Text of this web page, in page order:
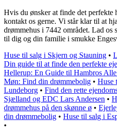
Hvis du ønsker at finde det perfekte
kontakt os gerne. Vi står klar til at
drømmehus i 7442 området. Lad os
til dig og din familie i smukke
Huse til salg i Skjern og Stauning •
Din guide til at finde den perfekte
Hellerup: En Guide til Hambros
Møn: Find din drømmebolig • Huse
Lundeborg • Find den rette
Sjælland og EDC Lars Andersen •
drømmehus på den skønne ø •
din drømmebolig • Huse til salg i
•